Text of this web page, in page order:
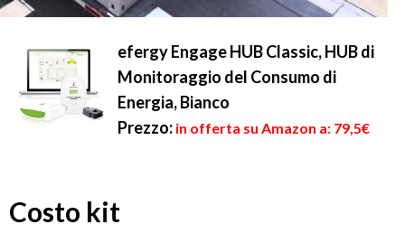
efergy Engage HUB Classic, HUB di
Monitoraggio del Consumo di
Energia, Bianco
Prezzo: in offerta su Amazon a: 79,5€
Costo kit